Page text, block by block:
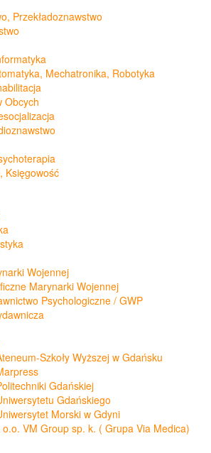
Przekładoznawstwo
Mechatronika, Robotyka
Obcych
Księgowość
Wojennej
Marynarki Wojennej
Psychologiczne / GWP
Szkoły Wyższej w Gdańsku
Gdańskiej
Gdańskiego
Morski w Gdyni
VM Group sp. k. ( Grupa Via Medica)